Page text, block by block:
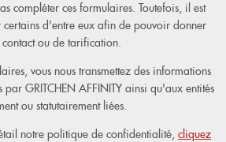
compléter ces formulaires. Toutefois, il est
d'entre eux afin de pouvoir donner
ou de tarification.
vous nous transmettez des informations
GRITCHEN AFFINITY ainsi qu'aux entités
ou statutairement liées.
notre politique de confidentialité, cliquez